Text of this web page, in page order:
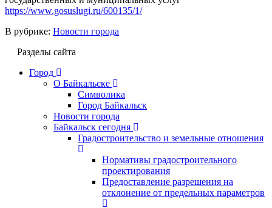
https://www.gosuslugi.ru/600135/1/
В рубрике: Новости города
Разделы сайта
Город
О Байкальске
Символика
Город Байкальск
Новости города
Байкальск сегодня
Градостроительство и земельные отношения
Нормативы градостроительного
проектирования
Предоставление разрешения на
отклонение от предельных параметров